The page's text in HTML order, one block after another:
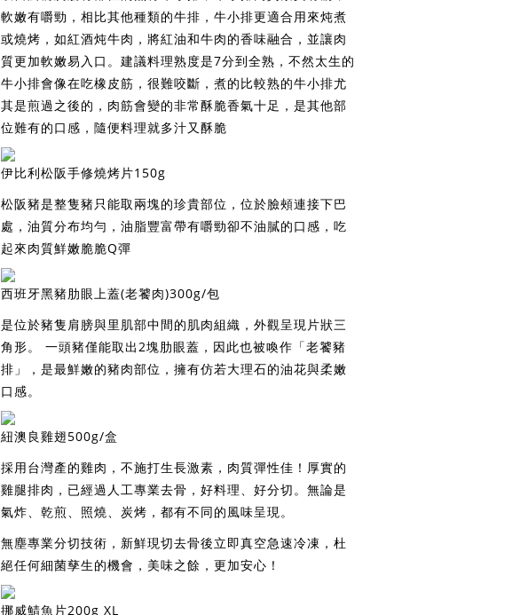
軟嫩有嚼勁，相比其他種類的牛排，牛小排更適合用來炖煮
或燒烤，如紅酒炖牛肉，將紅油和牛肉的香味融合，並讓肉
質更加軟嫩易入口。建議料理熟度是7分到全熟，不然太生的
牛小排會像在吃橡皮筋，很難咬斷，煮的比較熟的牛小排尤
其是煎過之後的，肉筋會變的非常酥脆香氣十足，是其他部
位難有的口感，隨便料理就多汁又酥脆
伊比利松阪手修燒烤片150g
松阪豬是整隻豬只能取兩塊的珍貴部位，位於臉頰連接下巴
處，油質分布均勻，油脂豐富帶有嚼勁卻不油膩的口感，吃
起來肉質鮮嫩脆脆Q彈
西班牙黑豬肋眼上蓋(老饕肉)300g/包
是位於豬隻肩膀與里肌部中間的肌肉組織，外觀呈現片狀三
角形。 一頭豬僅能取出2塊肋眼蓋，因此也被喚作「老饕豬
排」，是最鮮嫩的豬肉部位，擁有仿若大理石的油花與柔嫩
口感。
紐澳良雞翅500g/盒
採用台灣產的雞肉，不施打生長激素，肉質彈性佳！厚實的
雞腿排肉，已經過人工專業去骨，好料理、好分切。無論是
氣炸、乾煎、照燒、炭烤，都有不同的風味呈現。
無塵專業分切技術，新鮮現切去骨後立即真空急速冷凍，杜
絕任何細菌孳生的機會，美味之餘，更加安心！
挪威鯖魚片200g XL